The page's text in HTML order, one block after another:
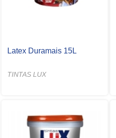
Latex Duramais 15L
TINTAS LUX